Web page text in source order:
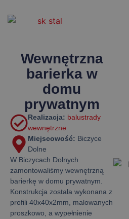
Wewnętrzna
barierka w
domu
prywatnym
Realizacja: balustrady
wewnętrzne
Miejscowość: Biczyce
Dolne
W Biczycach Dolnych
zamontowaliśmy wewnętrzną
barierkę w domu prywatnym.
Konstrukcja została wykonana z
profili 40x40x2mm, malowanych
proszkowo, a wypełnienie